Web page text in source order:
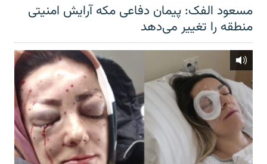
مسعود الفک: پیمان دفاعی مکه آرایش امنیتی
منطقه را تغییر می‌دهد